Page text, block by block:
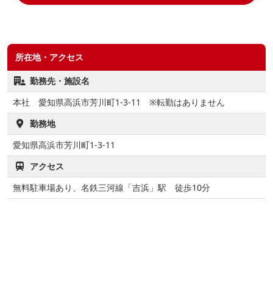
所在地・アクセス
勤務先・施設名
本社 愛知県高浜市芳川町1-3-11 ※転勤はありません
勤務地
愛知県高浜市芳川町1-3-11
アクセス
無料駐車場あり、名鉄三河線「吉浜」駅 徒歩10分